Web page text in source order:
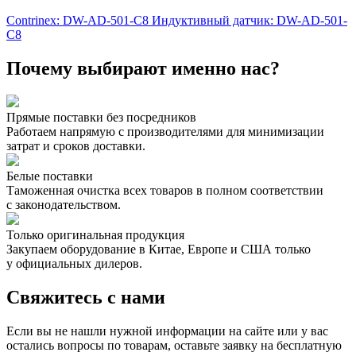
Contrinex: DW-AD-501-C8 Индуктивный датчик: DW-AD-501-
C8
Почему выбирают именно нас?
Прямые поставки без посредников
Работаем напрямую с производителями для минимизации
затрат и сроков доставки.
Белые поставки
Таможенная очистка всех товаров в полном соответствии
с законодательством.
Только оригинальная продукция
Закупаем оборудование в Китае, Европе и США только
у официальных дилеров.
Свяжитесь с нами
Если вы не нашли нужной информации на сайте или у вас
остались вопросы по товарам, оставьте заявку на бесплатную